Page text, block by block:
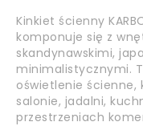
Kinkiet ścienny
komponuje się z
skandynawskimi,
minimalistycznymi.
oświetlenie ścienne,
salonie, jadalni,
przestrzeniach